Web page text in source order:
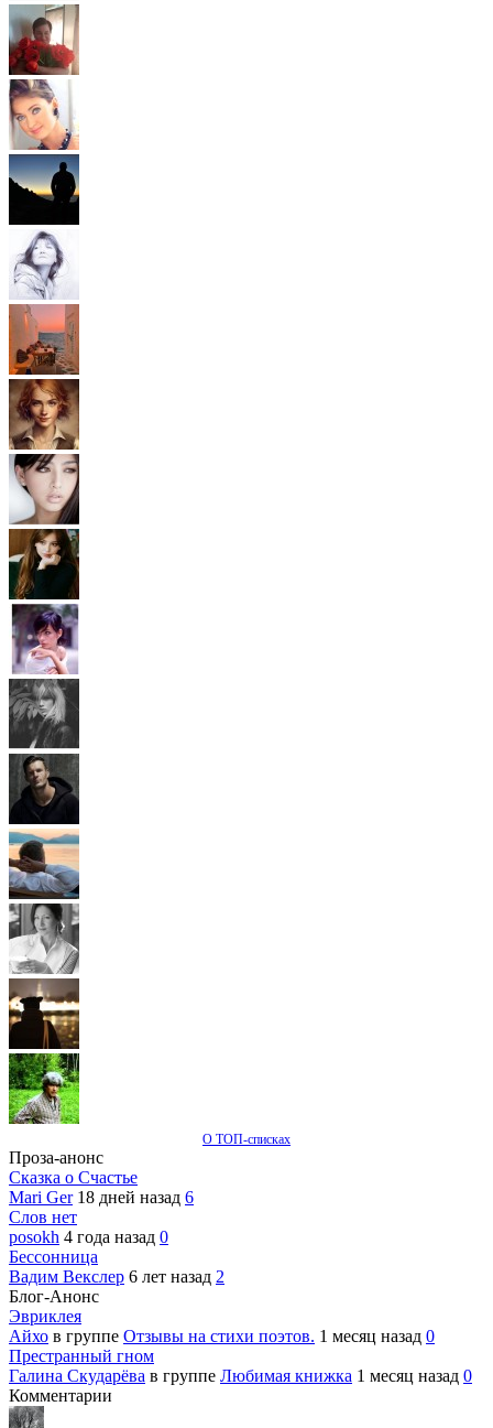
О ТОП-списках
Проза-анонс
Сказка о Счастье
Mari Ger 18 дней назад 6
Слов нет
posokh 4 года назад 0
Бессонница
Вадим Векслер 6 лет назад 2
Блог-Анонс
Эвриклея
Айхо в группе Отзывы на стихи поэтов. 1 месяц назад 0
Престранный гном
Галина Скударёва в группе Любимая книжка 1 месяц назад 0
Комментарии